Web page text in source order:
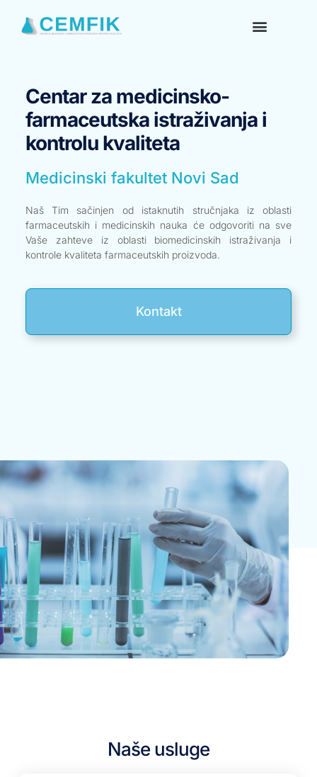
Centar za medicinsko-
farmaceutska istraživanja i
kontrolu kvaliteta​
Medicinski fakultet Novi Sad
Naš Tim sačinjen od istaknutih stručnjaka iz oblasti
farmaceutskih i medicinskih nauka će odgovoriti na sve
Vaše zahteve iz oblasti biomedicinskih istraživanja i
kontrole kvaliteta farmaceutskih proizvoda.
Kontakt
Naše usluge